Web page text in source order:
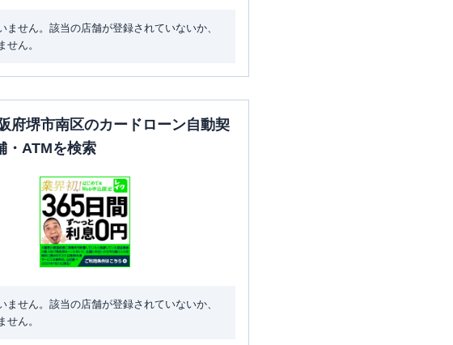
ません。該当の店舗が登録されていないか、
せん。
府堺市南区のカードローン自動契
・ATMを検索
ません。該当の店舗が登録されていないか、
せん。